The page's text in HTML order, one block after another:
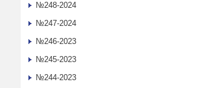
№248-2024
№247-2024
№246-2023
№245-2023
№244-2023